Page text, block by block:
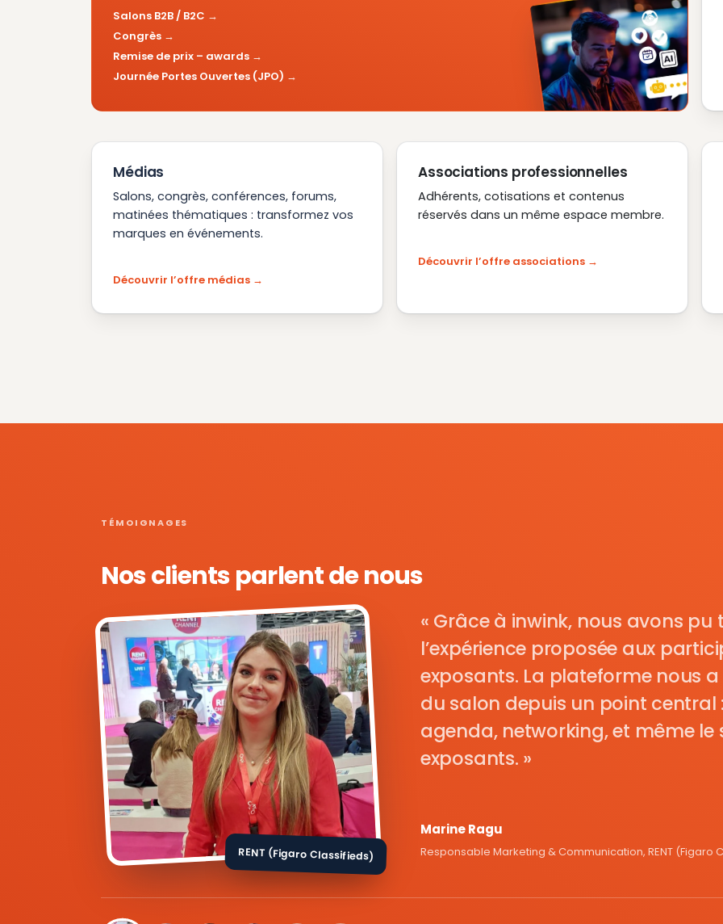
Salons B2B / B2C
Congrès
Remise de prix – awards
Journée Portes Ouvertes (JPO)
Médias
Salons, congrès, conférences, forums,
matinées thématiques : transformez vos
marques en événements.
Découvrir l’offre médias
Associations professionnelles
Adhérents, cotisations et contenus
réservés dans un même espace membre.
Découvrir l’offre associations
TÉMOIGNAGES
Nos clients parlent de nous
RENT (Figaro Classifieds)
Grâce à inwink, nous avons
l’expérience proposée aux
exposants. La plateforme nous
du salon depuis un point central
agenda, networking, et même le
exposants.
Marine Ragu
Responsable Marketing & Communication, RENT (Figaro